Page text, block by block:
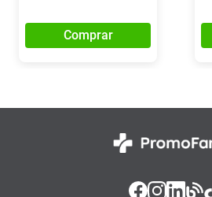
Comprar